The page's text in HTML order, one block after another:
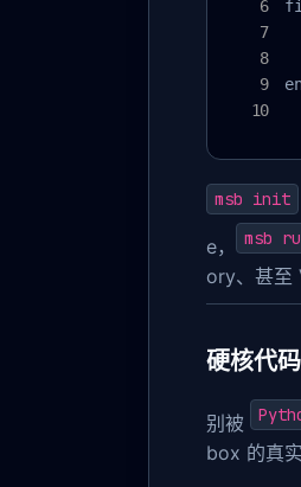
msb init
e，
msb
ory、甚至
硬核代
别被
box 的真实